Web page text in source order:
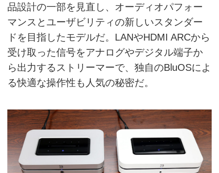
品設計の一部を見直し、オーディオパフォー
マンスとユーザビリティの新しいスタンダー
ドを目指したモデルだ。LANやHDMI ARCから
受け取った信号をアナログやデジタル端子か
ら出力するストリーマーで、独自のBluOSによ
る快適な操作性も人気の秘密だ。